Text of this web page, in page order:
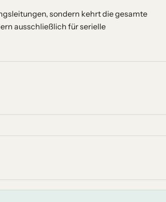
sondern kehrt die gesamte
ausschließlich für serielle